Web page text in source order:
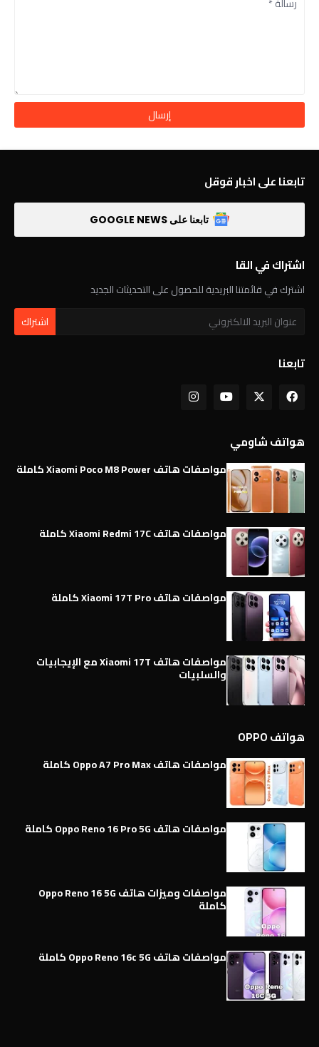
تابعنا على اخبار قوقل
تابعنا على GOOGLE NEWS
اشتراك في القا
اشترك في قائمتنا البريدية للحصول على التحديثات الجديد
تابعنا
هواتف شاومي
مواصفات هاتف Xiaomi Poco M8 Power كاملة
مواصفات هاتف Xiaomi Redmi 17C كاملة
مواصفات هاتف Xiaomi 17T Pro كاملة
مواصفات هاتف Xiaomi 17T مع الإيجابيات
والسلبيات
هواتف OPPO
مواصفات هاتف Oppo A7 Pro Max كاملة
مواصفات هاتف Oppo Reno 16 Pro 5G كاملة
مواصفات وميزات هاتف Oppo Reno 16 5G
كاملة
مواصفات هاتف Oppo Reno 16c 5G كاملة